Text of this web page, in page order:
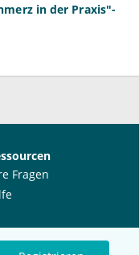
in der Praxis"-
Fragen